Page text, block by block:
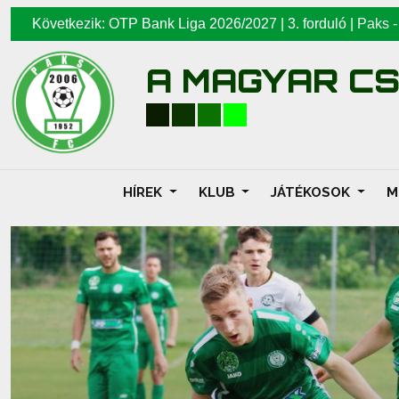
Következik: OTP Bank Liga 2026/2027 | 3. forduló | Paks
A MAGYAR
HÍREK KLUB JÁTÉKOSOK